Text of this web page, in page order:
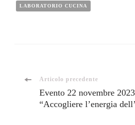
LABORATORIO CUCINA
Navigazione
articoli
Articolo precedente
Evento 22 novembre
“Accogliere l’energia